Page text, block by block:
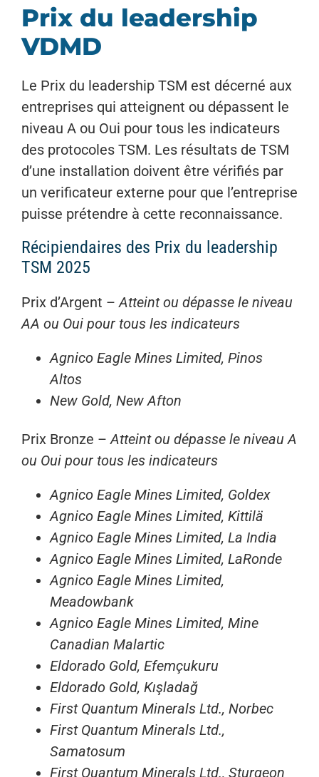
Prix du leadership
VDMD
Le Prix du leadership TSM est décerné aux
entreprises qui atteignent ou dépassent le
niveau A ou Oui pour tous les indicateurs
des protocoles TSM. Les résultats de TSM
d’une installation doivent être vérifiés par
un verificateur externe pour que l’entreprise
puisse prétendre à cette reconnaissance.
Récipiendaires des Prix du leadership
TSM 2025
Prix d’Argent – Atteint ou dépasse le niveau
AA ou Oui pour tous les indicateurs
Agnico Eagle Mines Limited, Pinos
Altos
New Gold, New Afton
Prix Bronze – Atteint ou dépasse le niveau A
ou Oui pour tous les indicateurs
Agnico Eagle Mines Limited, Goldex
Agnico Eagle Mines Limited, Kittilä
Agnico Eagle Mines Limited, La India
Agnico Eagle Mines Limited, LaRonde
Agnico Eagle Mines Limited,
Meadowbank
Agnico Eagle Mines Limited, Mine
Canadian Malartic
Eldorado Gold, Efemçukuru
Eldorado Gold, Kışladağ
First Quantum Minerals Ltd., Norbec
First Quantum Minerals Ltd.,
Samatosum
First Quantum Minerals Ltd., Sturgeon